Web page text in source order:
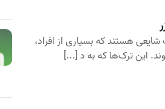
هستند که بسیاری از افراد،
این ترک‌ها که به د [...]